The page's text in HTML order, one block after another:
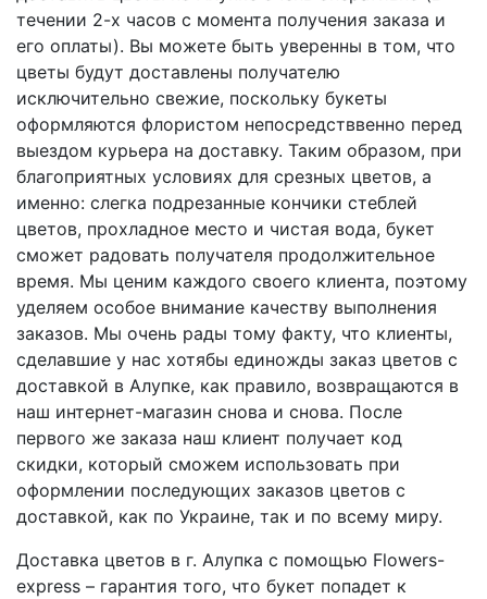
течении 2-х часов с момента получения заказа и
его оплаты). Вы можете быть уверенны в том, что
цветы будут доставлены получателю
исключительно свежие, поскольку букеты
оформляются флористом непосредстввенно перед
выездом курьера на доставку. Таким образом, при
благоприятных условиях для срезных цветов, а
именно: слегка подрезанные кончики стеблей
цветов, прохладное место и чистая вода, букет
сможет радовать получателя продолжительное
время. Мы ценим каждого своего клиента, поэтому
уделяем особое внимание качеству выполнения
заказов. Мы очень рады тому факту, что клиенты,
сделавшие у нас хотябы единожды заказ цветов с
доставкой в Алупке, как правило, возвращаются в
наш интернет-магазин снова и снова. После
первого же заказа наш клиент получает код
скидки, который сможем использовать при
оформлении последующих заказов цветов с
доставкой, как по Украине, так и по всему миру.
Доставка цветов в г. Алупка с помощью Flowers-
express – гарантия того, что букет попадет к